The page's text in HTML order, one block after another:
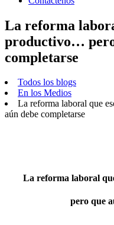
La reforma
productivo…
completarse
Todos los blogs
En los Medios
La reforma laboral que
aún debe completarse
La reforma laboral
pero que